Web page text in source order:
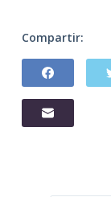
Compartir: